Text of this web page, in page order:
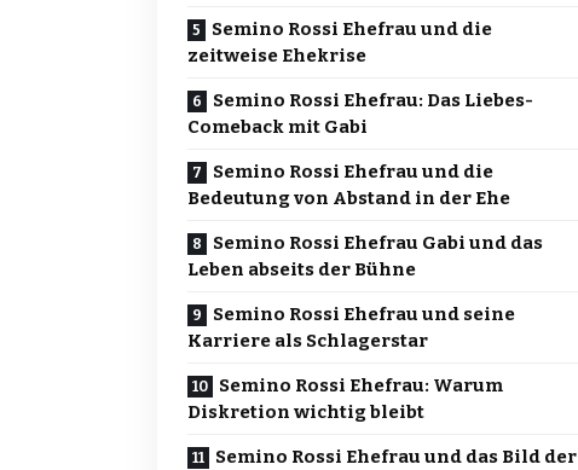
Semino Rossi Ehefrau und die
zeitweise Ehekrise
Semino Rossi Ehefrau: Das Liebes-
Comeback mit Gabi
Semino Rossi Ehefrau und die
Bedeutung von Abstand in der Ehe
Semino Rossi Ehefrau Gabi und das
Leben abseits der Bühne
Semino Rossi Ehefrau und seine
Karriere als Schlagerstar
Semino Rossi Ehefrau: Warum
Diskretion wichtig bleibt
Semino Rossi Ehefrau und das Bild der